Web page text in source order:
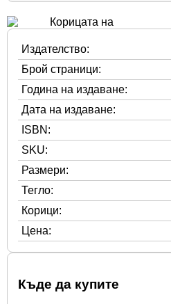
Издателство:
Брой страници:
Година на издаване:
Дата на издаване:
ISBN:
SKU:
Размери:
Тегло:
Корици:
Цена:
Къде да купите